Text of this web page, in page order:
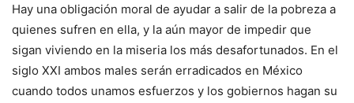
Hay una obligación moral de ayudar a salir de la pobreza a
quienes sufren en ella, y la aún mayor de impedir que
sigan viviendo en la miseria los más desafortunados. En el
siglo XXI ambos males serán erradicados en México
cuando todos unamos esfuerzos y los gobiernos hagan su